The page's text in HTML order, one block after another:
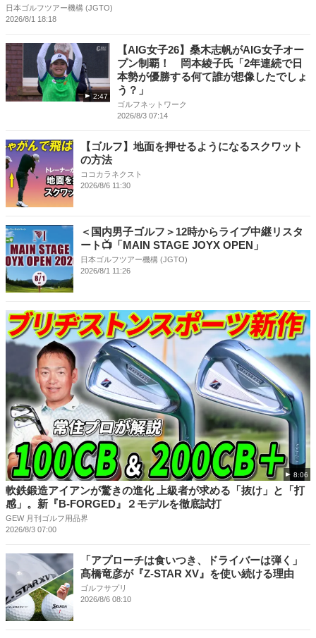
日本ゴルフツアー機構 (JGTO)
2026/8/1 18:18
2:47
【AIG女子26】桑木志帆がAIG女子オー
プン制覇！ 岡本綾子氏「2年連続で日
本勢が優勝する何て誰が想像したでしょ
う？」
ゴルフネットワーク
2026/8/3 07:14
【ゴルフ】地面を押せるようになるスクワット
の方法
ココカラネクスト
2026/8/6 11:30
＜国内男子ゴルフ＞12時からライブ中継リスタ
ート📺「MAIN STAGE JOYX OPEN」
日本ゴルフツアー機構 (JGTO)
2026/8/1 11:26
8:06
軟鉄鍛造アイアンが驚きの進化 上級者が求める「抜け」と「打
感」。新『B-FORGED』２モデルを徹底試打
GEW 月刊ゴルフ用品界
2026/8/3 07:00
「アプローチは食いつき、ドライバーは弾く」
髙橋竜彦が『Z-STAR XV』を使い続ける理由
ゴルフサプリ
2026/8/6 08:10